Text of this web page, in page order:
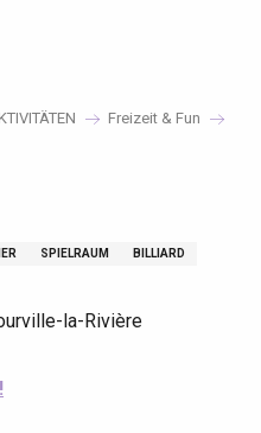
Freizeit & Fun
SPIELRAUM
BILLIARD
la-Rivière